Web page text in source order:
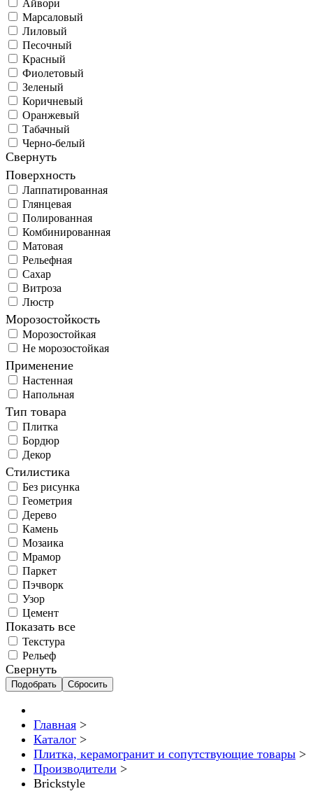
Айвори
Марсаловый
Лиловый
Песочный
Красный
Фиолетовый
Зеленый
Коричневый
Оранжевый
Табачный
Черно-белый
Свернуть
Поверхность
Лаппатированная
Глянцевая
Полированная
Комбинированная
Матовая
Рельефная
Сахар
Витроза
Люстр
Морозостойкость
Морозостойкая
Не морозостойкая
Применение
Настенная
Напольная
Тип товара
Плитка
Бордюр
Декор
Стилистика
Без рисунка
Геометрия
Дерево
Камень
Мозаика
Мрамор
Паркет
Пэчворк
Узор
Цемент
Показать все
Текстура
Рельеф
Свернуть
Главная >
Каталог >
Плитка, керамогранит и сопутствующие товары >
Производители >
Brickstyle